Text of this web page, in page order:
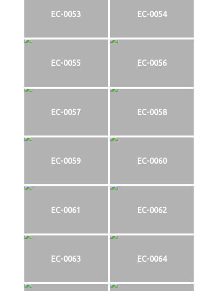
EC-0053 EC-0054
EC-0055 EC-0056
EC-0057 EC-0058
EC-0059 EC-0060
EC-0061 EC-0062
EC-0063 EC-0064